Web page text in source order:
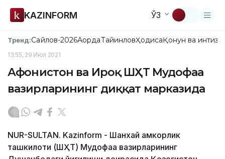
KAZINFORM ЎЗ
Тренд:Сайлов-2026АқордаТайинловҲодисаҚонун ва
13:55, 29 Июл 2021
Афғонистон ва Ироқ ШҲТ Мудофаа
вазирларининг диққат марказида
NUR-SULTAN. Kazinform - Шанхай ҳамкорлик
ташкилоти (ШҲТ) Мудофаа вазирларининг